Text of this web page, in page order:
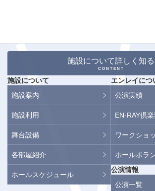
施設について詳しく知る
CONTENT
施設について
施設案内
施設利用
舞台設備
各部屋紹介
ホールスケジュール
エンレイにつ
公演実績
EN-RAY倶
ワークショ
ホールボラ
公演情報
公演一覧